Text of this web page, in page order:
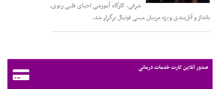
شرقی، کارگاه آموزشی احیای قلبی ریوی،
بانداژ و آتل‌بندی ویژه مربیان مینی فوتبال برگزار شد.
صدور آنلاین کارت خدمات درمانی